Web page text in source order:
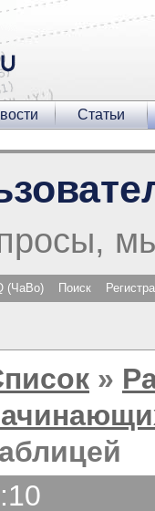
Статьи
(ЧаВо) Поиск
»